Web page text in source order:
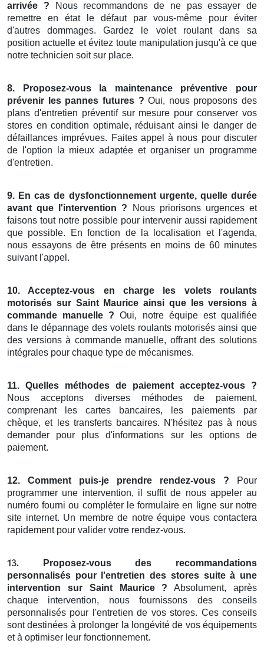
arrivée ? Nous recommandons de ne pas essayer de
remettre en état le défaut par vous-même pour éviter
d'autres dommages. Gardez le volet roulant dans sa
position actuelle et évitez toute manipulation jusqu'à ce que
notre technicien soit sur place.
8. Proposez-vous
la maintenance préventive pour
prévenir les pannes futures? Oui, nous proposons des
plans d'entretien préventif sur mesure pour conserver vos
stores en condition optimale, réduisant ainsi le danger de
défaillances imprévues. Faites appel à nous pour discuter
de l'option la mieux adaptée et organiser un programme
d'entretien.
9. En cas de dysfonctionnement urgente, quelle durée
avant que
l'intervention ?
Nous priorisons urgences et
faisons tout notre possible pour intervenir aussi rapidement
que possible. En fonction de la localisation et l'agenda,
nous essayons de être présents en moins de 60 minutes
suivant l'appel.
10. Acceptez-vous en charge les volets roulants
motorisés sur Saint Maurice ainsi que lesversions à
commande manuelle ? Oui, notre équipe est qualifiée
dans le dépannage des volets roulants motorisés ainsi que
des versions à commande manuelle, offrant des solutions
intégrales pour chaque type de mécanismes.
11. Quelles méthodes de paiement acceptez-vous ?
Nous acceptons diverses méthodes de paiement,
comprenant les cartes bancaires, les paiements par
chèque, et les transferts bancaires. N'hésitez pas à nous
demander pour plus d'informations sur les options de
paiement.
12. Comment puis-je prendre rendez-vous ? Pour
programmer une intervention, il suffit de nous appeler au
numéro fourni ou compléter le formulaire en ligne sur notre
site internet. Un membre de notre équipe vous contactera
rapidement pour valider votre rendez-vous.
13. Proposez-vous des recommandations
personnalisés pour l'entretien des stores suite à une
intervention
sur Saint Maurice? Absolument, après
chaque intervention, nous fournissons des conseils
personnalisés pour l'entretien de vos stores. Ces conseils
sont destinées à prolonger la longévité de vos équipements
et à optimiser leur fonctionnement.